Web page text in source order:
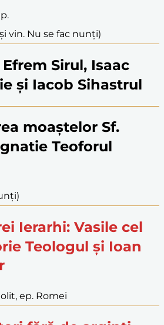
vin. Nu se fac nunți)
Efrem Sirul, Isaac
și Iacob Sihastrul
moaștelor Sf.
Teoforul
Ierarhi: Vasile cel
Teologul și Ioan
ep. Romei